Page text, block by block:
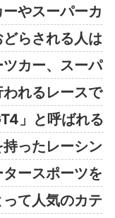
やスーパーカ
らされる人は
カー、スーパ
れるレースで
」と呼ばれる
ったレーシン
ースポーツを
て人気のカテ